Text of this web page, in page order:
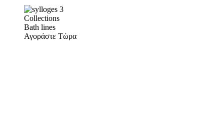
Collections
Bath lines
Αγοράστε Τώρα